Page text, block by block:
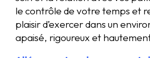
le contrôle de votre temps et
plaisir d’exercer dans un
apaisé, rigoureux et